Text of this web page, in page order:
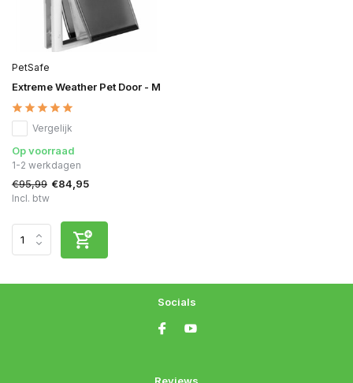
PetSafe
Extreme Weather Pet Door - M
Vergelijk
Op voorraad
1-2 werkdagen
€95,99 €84,95
Incl. btw
Socials